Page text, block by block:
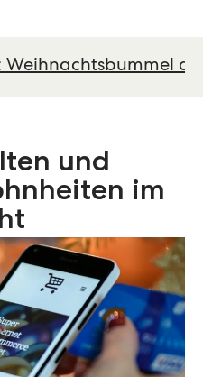
Weihnachtsbummel
und
im